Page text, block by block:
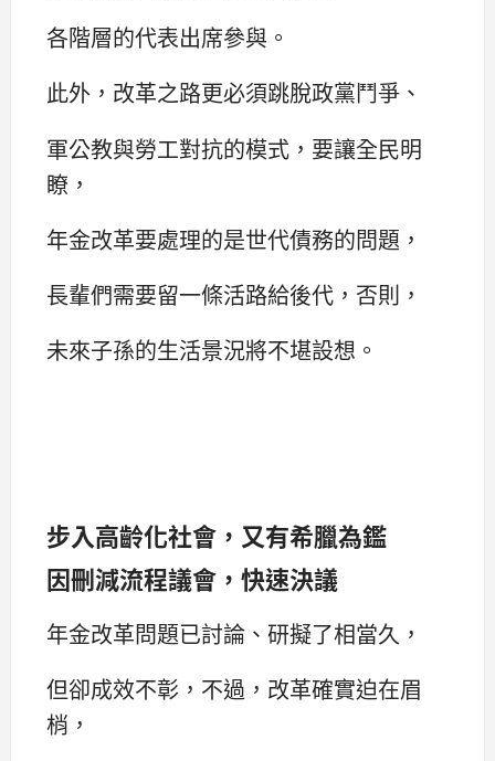
各階層的代表出席參與。
此外，改革之路更必須跳脫政黨鬥爭、
軍公教與勞工對抗的模式，要讓全民明
瞭，
年金改革要處理的是世代債務的問題，
長輩們需要留一條活路給後代，否則，
未來子孫的生活景況將不堪設想。
步入高齡化社會，又有希臘為鑑
因刪減流程議會，快速決議
年金改革問題已討論、研擬了相當久，
但卻成效不彰，不過，改革確實迫在眉
梢，